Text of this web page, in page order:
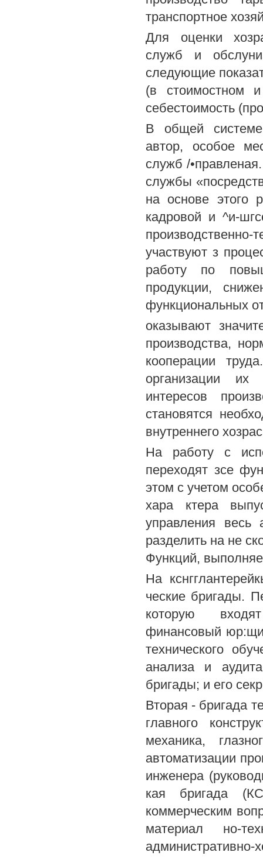
транспортное
Для оценки
служб и
следующие
(в стоимостном
себестоимость
В общей системе
автор, особое
служб /
службы
на основе этого
кадровой и ^и-
участвуют з
работу по
продукции,
функциональных
оказывают
производства,
кооперации
организации их
интересов
становятся
внутреннего
На работу с
переходят зсе
этом с учетом
хара ктера
управления весь
разделить на не
Функций,
На
ческие бригады.
которую входят
финансовый
технического
анализа и
бригады; и его
Вторая - бригада
главного
механика,
автоматизации
инженера
кая бригада
коммерческим
материал но-
административно-